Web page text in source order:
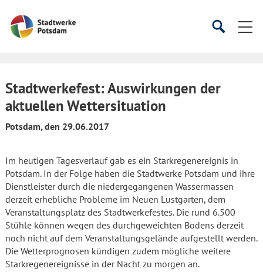
Startseite
SucheSuche
Stadtwerkefest: Auswirkungen der
aktuellen Wettersituation
Potsdam, den 29.06.2017
Im heutigen Tagesverlauf gab es ein Starkregenereignis in
Potsdam. In der Folge haben die Stadtwerke Potsdam und ihre
Dienstleister durch die niedergegangenen Wassermassen
derzeit erhebliche Probleme im Neuen Lustgarten, dem
Veranstaltungsplatz des Stadtwerkefestes. Die rund 6.500
Stühle können wegen des durchgeweichten Bodens derzeit
noch nicht auf dem Veranstaltungsgelände aufgestellt werden.
Die Wetterprognosen kündigen zudem mögliche weitere
Starkregenereignisse in der Nacht zu morgen an.